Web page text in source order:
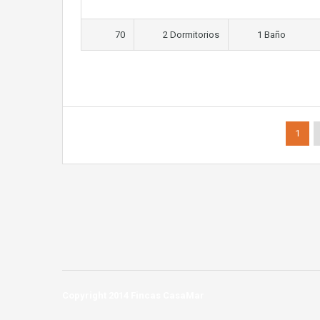
70 2 Dormitorios 1 Baño
1